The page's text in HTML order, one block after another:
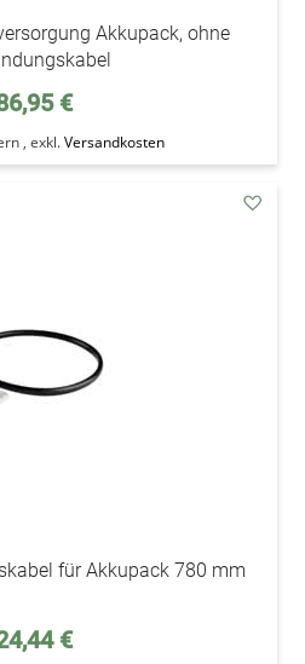
Akkupack, ohne
€
, exkl.Versandkosten
für Akkupack 780 mm
€